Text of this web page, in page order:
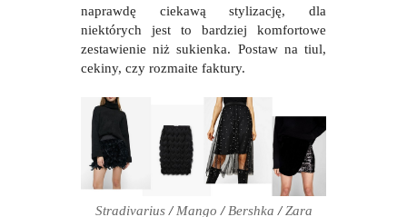
naprawdę ciekawą stylizację, dla
niektórych jest to bardziej komfortowe
zestawienie niż sukienka. Postaw na tiul,
cekiny, czy rozmaite faktury.
Stradivarius/ Mango / Bershka / Zara